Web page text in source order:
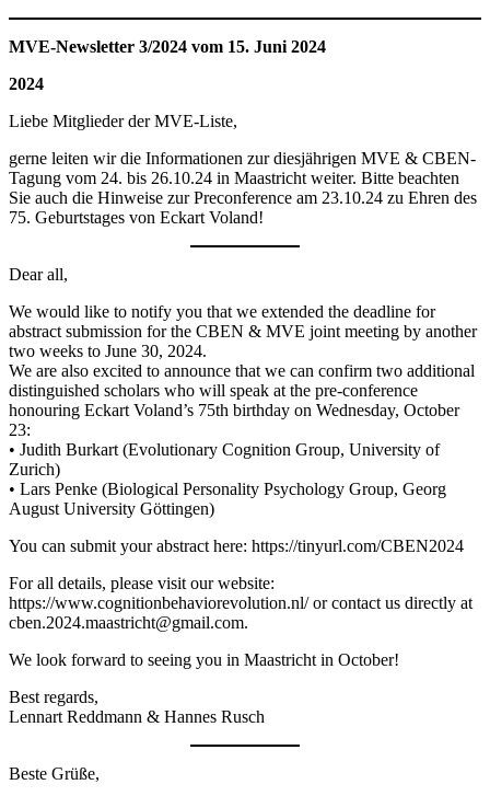
MVE-Newsletter 3/2024 vom 15. Juni 2024
2024
Liebe Mitglieder der MVE-Liste,
gerne leiten wir die Informationen zur diesjährigen MVE & CBEN-
Tagung vom 24. bis 26.10.24 in Maastricht weiter. Bitte beachten
Sie auch die Hinweise zur Preconference am 23.10.24 zu Ehren des
75. Geburtstages von Eckart Voland!
Dear all,
We would like to notify you that we extended the deadline for
abstract submission for the CBEN & MVE joint meeting by another
two weeks to June 30, 2024.
We are also excited to announce that we can confirm two additional
distinguished scholars who will speak at the pre-conference
honouring Eckart Voland’s 75th birthday on Wednesday, October
23:
• Judith Burkart (Evolutionary Cognition Group, University of
Zurich)
• Lars Penke (Biological Personality Psychology Group, Georg
August University Göttingen)
You can submit your abstract here: https://tinyurl.com/CBEN2024
For all details, please visit our website:
https://www.cognitionbehaviorevolution.nl/ or contact us directly at
cben.2024.maastricht@gmail.com.
We look forward to seeing you in Maastricht in October!
Best regards,
Lennart Reddmann & Hannes Rusch
Beste Grüße,